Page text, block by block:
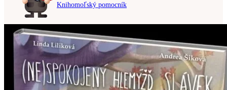
Knihomoľský pomocník